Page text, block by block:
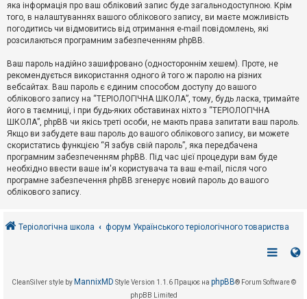
Д
о
м
о
г
яка інформація про ваш обліковий запис буде загальнодоступною. Крім
того, в налаштуваннях вашого облікового запису, ви маєте можливість
погодитись чи відмовитись від отримання e-mail повідомлень, які
розсилаються програмним забезпеченням phpBB.
Ваш пароль надійно зашифровано (одностороннім хешем). Проте, не
рекомендується використання одного й того ж паролю на різних
вебсайтах. Ваш пароль є єдиним способом доступу до вашого
облікового запису на “ТЕРІОЛОГІЧНА ШКОЛА”, тому, будь ласка, тримайте
його в таємниці, і при будь-яких обставинах ніхто з “ТЕРІОЛОГІЧНА
ШКОЛА”, phpBB чи якісь треті особи, не мають права запитати ваш пароль.
Якщо ви забудете ваш пароль до вашого облікового запису, ви можете
скористатись функцією “Я забув свій пароль”, яка передбачена
програмним забезпеченням phpBB. Під час цієї процедури вам буде
необхідно ввести ваше ім'я користувача та ваш e-mail, після чого
програмне забезпечення phpBB згенерує новий пароль до вашого
облікового запису.
Теріологічна школа форум Українського теріологічного товариства
CleanSilver style by MannixMD Style Version 1.1.6 Працює на phpBB® Forum Software ©
phpBB Limited